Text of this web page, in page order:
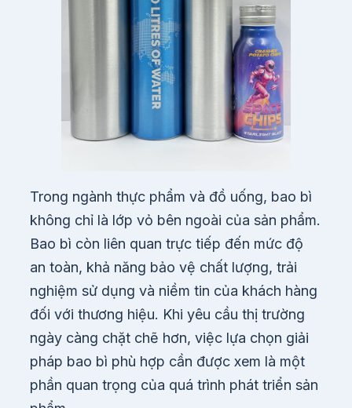
Trong ngành thực phẩm và đồ uống, bao bì
không chỉ là lớp vỏ bên ngoài của sản phẩm.
Bao bì còn liên quan trực tiếp đến mức độ
an toàn, khả năng bảo vệ chất lượng, trải
nghiệm sử dụng và niềm tin của khách hàng
đối với thương hiệu. Khi yêu cầu thị trường
ngày càng chặt chẽ hơn, việc lựa chọn giải
pháp bao bì phù hợp cần được xem là một
phần quan trọng của quá trình phát triển sản